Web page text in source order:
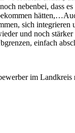
nebenbei, dass
sich
und noch
einfach
im